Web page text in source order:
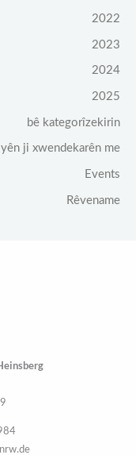
2022
2023
2024
2025
bê kategorîzekirin
ji xwendekarên me
Events
Rêvename